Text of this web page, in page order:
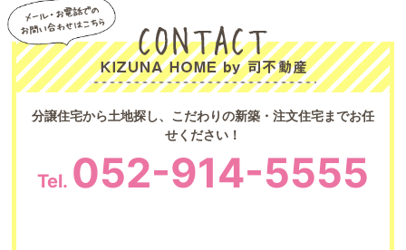
分譲住宅から土地探し、こだわりの新築・注文住宅までお任
せください！
Tel. 052-914-5555